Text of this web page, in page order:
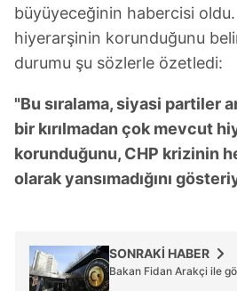
6698 sayılı Kişisel Verilerin
hazırlanmış Aydınlatma
ilgili mevzuata uygun olarak
almak için lütfentıklayınız.
büyüyeceğinin habercisi
hiyerarşinin korunduğunu
durumu şu sözlerle özetledi:
"Bu sıralama, siyasi partiler
bir kırılmadan çok mevcut
korunduğunu, CHP krizinin
olarak yansımadığını
SONRAKİ HABER
Bakan Fidan Arakçi ile